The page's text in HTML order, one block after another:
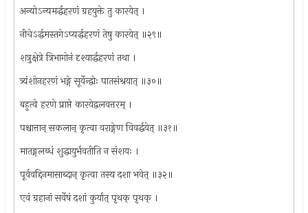
अन्योऽन्यमर्द्धहरणं ग्रहयुक्ते तु कारयेत् ।
नीचेऽर्द्धमस्तगेऽप्यर्द्धहरणं तेषु कारयेत् ॥२९॥
शत्रुक्षेत्रे त्रिभागोनं दृश्यार्द्धहरणं तथा ।
त्र्यंशोनहरणं भङ्गे सूर्येन्द्वोः पातसंश्रयात् ॥३०॥
बहुत्वे हरणे प्राप्ते कारयेद्वलवत्तरम् ।
पश्चात्तान् सकलान् कृत्वा वराङ्गेण विवर्द्धयेत् ॥३१॥
मातङ्गलब्धं शुद्धायुर्भवतीति न संशयः ।
पूर्ववद्दिनमासाब्दान् कृत्वा तस्य दशा भवेत् ॥३२॥
एवं ग्रहानां सर्वेषं दशां कुर्यात् पृथक् पृथक् ।